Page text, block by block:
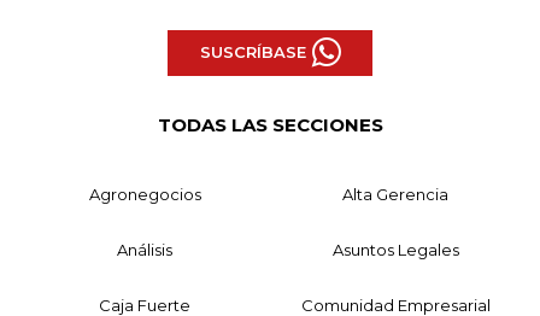
SUSCRÍBASE
TODAS LAS SECCIONES
Agronegocios Alta Gerencia
Análisis Asuntos Legales
Caja Fuerte Comunidad Empresarial